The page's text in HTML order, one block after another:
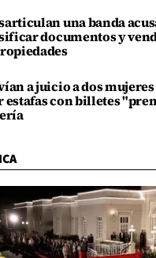
una banda
documentos y
a juicio a dos
estafas con billetes